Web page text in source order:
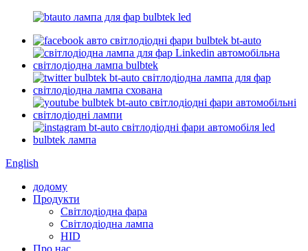
English
додому
Продукти
Світлодіодна фара
Світлодіодна лампа
HID
Про нас